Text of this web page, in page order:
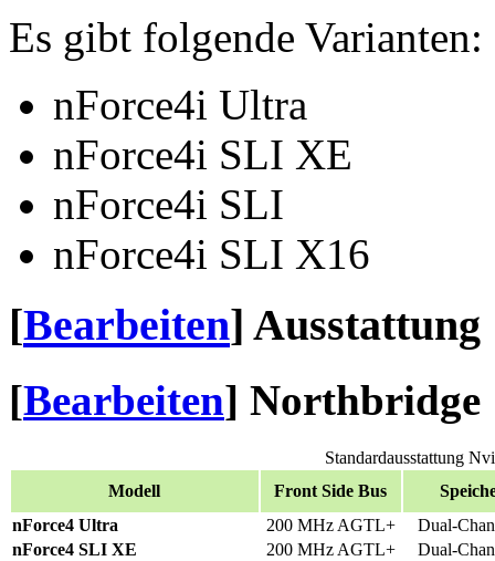
Es gibt folgende Varianten:
nForce4i Ultra
nForce4i SLI XE
nForce4i SLI
nForce4i SLI X16
[Bearbeiten] Ausstattung
[Bearbeiten] Northbridge
Standardausstattung
Modell
Front Side Bus
nForce4 Ultra
200 MHz AGTL+
Dual-
nForce4 SLI XE
200 MHz AGTL+
Dual-